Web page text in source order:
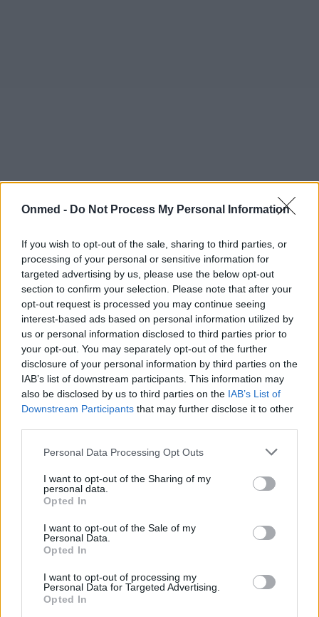
Onmed - Do Not Process My Personal Information
If you wish to opt-out of the sale, sharing to third parties, or
processing of your personal or sensitive information for
targeted advertising by us, please use the below opt-out
section to confirm your selection. Please note that after your
opt-out request is processed you may continue seeing
interest-based ads based on personal information utilized by
us or personal information disclosed to third parties prior to
your opt-out. You may separately opt-out of the further
disclosure of your personal information by third parties on the
IAB’s list of downstream participants. This information may
also be disclosed by us to third parties on the IAB’s List of
Downstream Participants that may further disclose it to other
Personal Data Processing Opt Outs
I want to opt-out of the Sharing of my
personal data.
Opted In
I want to opt-out of the Sale of my
Personal Data.
Opted In
I want to opt-out of processing my
Personal Data for Targeted Advertising.
Opted In